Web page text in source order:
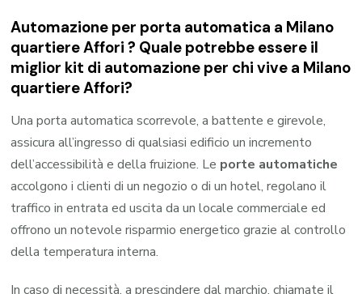
Automazione per porta automatica a Milano
quartiere Affori ? Quale potrebbe essere il
miglior kit di automazione per chi vive a Milano
quartiere Affori?
Una porta automatica scorrevole, a battente e girevole,
assicura all’ingresso di qualsiasi edificio un incremento
dell’accessibilità e della fruizione. Le porte automatiche
accolgono i clienti di un negozio o di un hotel, regolano il
traffico in entrata ed uscita da un locale commerciale ed
offrono un notevole risparmio energetico grazie al controllo
della temperatura interna.
In caso di necessità, a prescindere dal marchio, chiamate il